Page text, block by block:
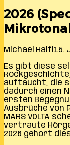
2026
Michael Haifl 15.
Es gibt diese
auftaucht, die
dadurch einen
ersten
Ausbrüche von
MARS VOLTA
vertraute
2026 gehört